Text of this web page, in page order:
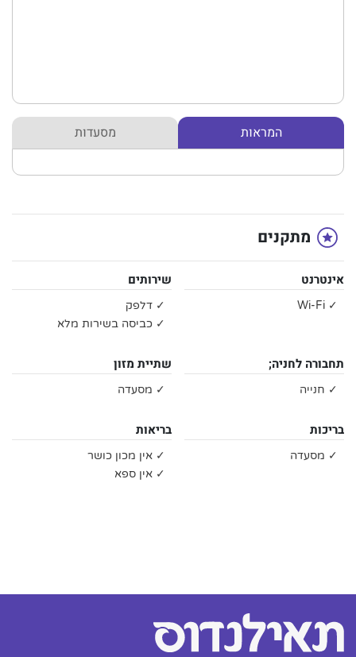
המראות מסעדות
מתקנים
אינטרנט
✓ Wi-Fi
שירותים
✓ דלפק
✓ כביסה בשירות מלא
תחבורה לחניה;
✓ חנייה
שתיית מזון
✓ מסעדה
בריכות
✓ מסעדה
בריאות
✓ אין מכון כושר
✓ אין ספא